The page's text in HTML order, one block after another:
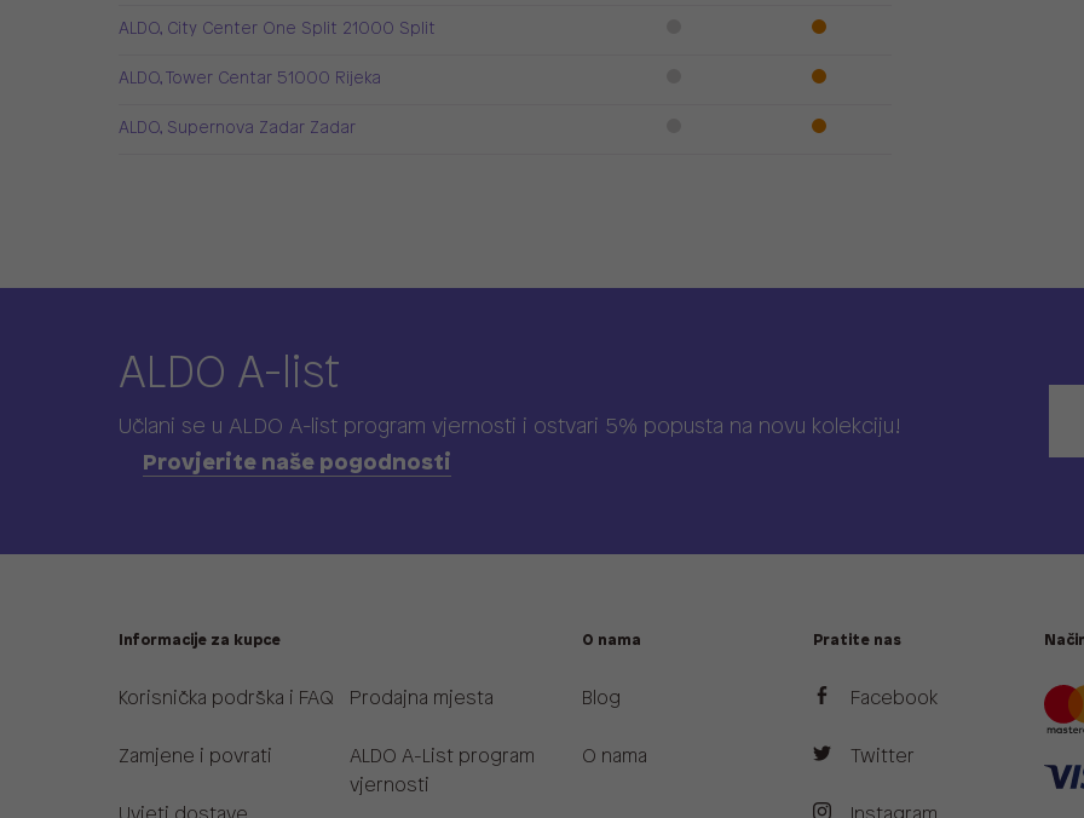
ALDO, City Center One Split 21000 Split
ALDO, Tower Centar 51000 Rijeka
ALDO, Supernova Zadar Zadar
ALDO A-list
Učlani se u ALDO A-list program vjernosti i ostvari 5% popusta na novu kolekciju!
Provjerite naše pogodnosti
Informacije za kupce
Korisnička podrška i FAQ
Zamjene i povrati
Prodajna mjesta
ALDO A-List program
vjernosti
O nama
Blog
O nama
Pratite nas
Facebook
Twitter